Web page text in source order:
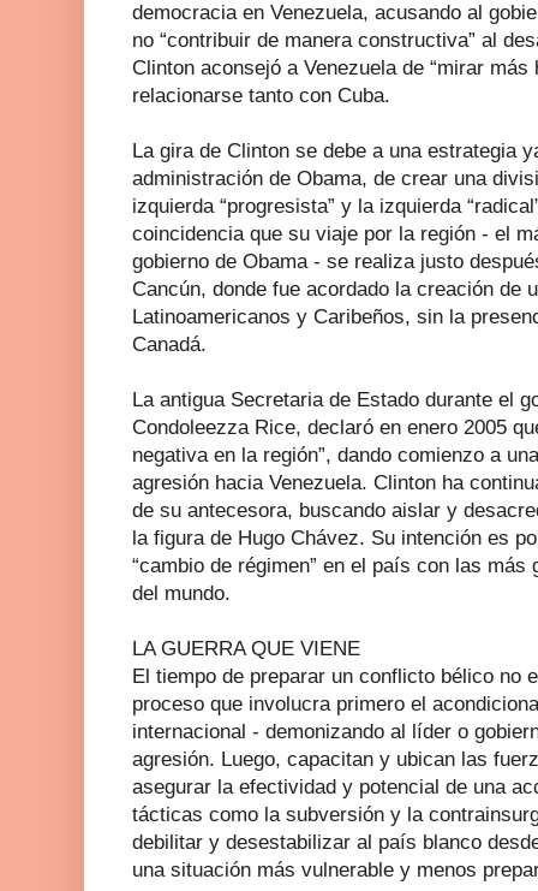
democracia en Venezuela, acusando al
no “contribuir de manera constructiva” al
Clinton aconsejó a Venezuela de “mirar más
relacionarse tanto con Cuba.
La gira de Clinton se debe a una estrategia
administración de Obama, de crear una
izquierda “progresista” y la izquierda
coincidencia que su viaje por la región - el
gobierno de Obama - se realiza justo
Cancún, donde fue acordado la creación de
Latinoamericanos y Caribeños, sin la
Canadá.
La antigua Secretaria de Estado durante el
Condoleezza Rice, declaró en enero 2005
negativa en la región”, dando comienzo a
agresión hacia Venezuela. Clinton ha
de su antecesora, buscando aislar y
la figura de Hugo Chávez. Su intención es
“cambio de régimen” en el país con las
del mundo.
LA GUERRA QUE VIENE
El tiempo de preparar un conflicto bélico no
proceso que involucra primero el
internacional - demonizando al líder o
agresión. Luego, capacitan y ubican las
asegurar la efectividad y potencial de una
tácticas como la subversión y la
debilitar y desestabilizar al país blanco
una situación más vulnerable y menos